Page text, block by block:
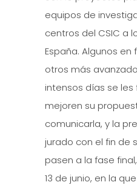
equipos de
centros del CSIC a
España. Algunos
otros más
intensos días se
mejoren su
comunicarla, y la
jurado con el fin de
pasen a la fase
13 de junio, en la